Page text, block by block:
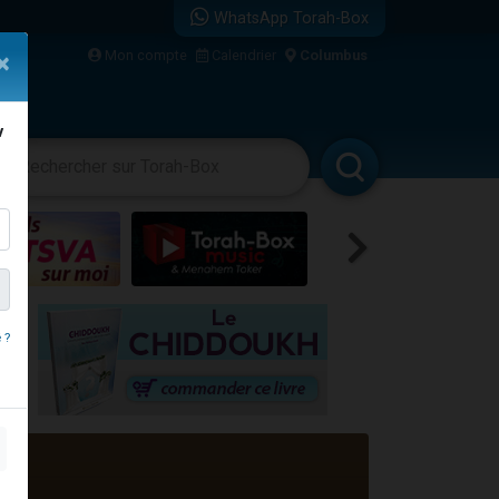
WhatsApp Torah-Box
Mon compte Calendrier Columbus
?